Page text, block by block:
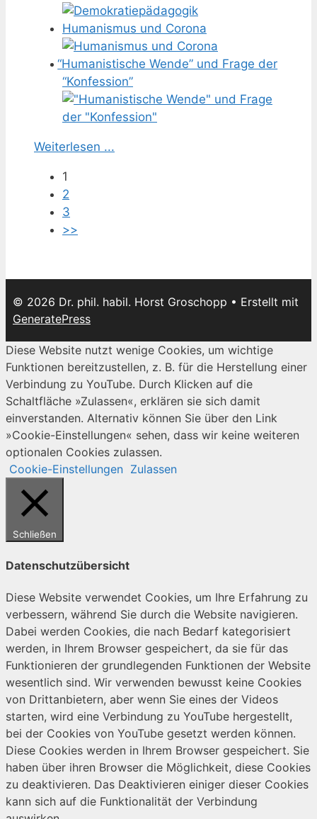
Humanismus und Corona
“Humanistische Wende” und Frage der
“Konfession”
Weiterlesen ...
1
2
3
>>
© 2026 Dr. phil. habil. Horst Groschopp • Erstellt mit
GeneratePress
Diese Website nutzt wenige Cookies, um wichtige
Funktionen bereitzustellen, z. B. für die Herstellung einer
Verbindung zu YouTube. Durch Klicken auf die
Schaltfläche »Zulassen«, erklären sie sich damit
einverstanden. Alternativ können Sie über den Link
»Cookie-Einstellungen« sehen, dass wir keine weiteren
optionalen Cookies zulassen.
Cookie-Einstellungen Zulassen
Schließen
Datenschutzübersicht
Diese Website verwendet Cookies, um Ihre Erfahrung zu
verbessern, während Sie durch die Website navigieren.
Dabei werden Cookies, die nach Bedarf kategorisiert
werden, in Ihrem Browser gespeichert, da sie für das
Funktionieren der grundlegenden Funktionen der Website
wesentlich sind. Wir verwenden bewusst keine Cookies
von Drittanbietern, aber wenn Sie eines der Videos
starten, wird eine Verbindung zu YouTube hergestellt,
bei der Cookies von YouTube gesetzt werden können.
Diese Cookies werden in Ihrem Browser gespeichert. Sie
haben über ihren Browser die Möglichkeit, diese Cookies
zu deaktivieren. Das Deaktivieren einiger dieser Cookies
kann sich auf die Funktionalität der Verbindung